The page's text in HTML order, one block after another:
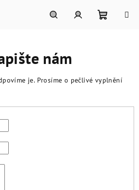
nám
je. Prosíme o pečlivé vyplnění